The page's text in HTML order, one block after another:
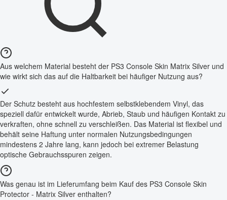
Aus welchem Material besteht der PS3 Console Skin Matrix Silver und
wie wirkt sich das auf die Haltbarkeit bei häufiger Nutzung aus?
Der Schutz besteht aus hochfestem selbstklebendem Vinyl, das
speziell dafür entwickelt wurde, Abrieb, Staub und häufigen Kontakt zu
verkraften, ohne schnell zu verschleißen. Das Material ist flexibel und
behält seine Haftung unter normalen Nutzungsbedingungen
mindestens 2 Jahre lang, kann jedoch bei extremer Belastung
optische Gebrauchsspuren zeigen.
Was genau ist im Lieferumfang beim Kauf des PS3 Console Skin
Protector - Matrix Silver enthalten?